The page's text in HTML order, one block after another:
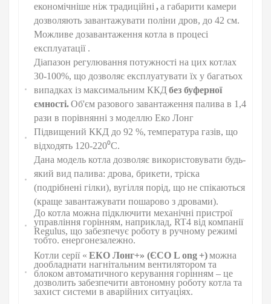
економічніше ніж традиційні ,а габарити камери
дозволяють завантажувати поліни дров, до 42 см.
Можливе дозавантаження котла в процесі
експлуатації .
Діапазон регулювання потужності на цих котлах
30-100%, що дозволяє експлуатувати їх у багатьох
випадках із максимальним ККДбез буферної
ємності.Об'єм разового завантаження палива в 1,4
рази в порівнянні з моделлю Еко Лонг
Підвищений ККД до 92 %, температура газів, що
відходять 120-220⁰С.
Дана модель котла дозволяє використовувати будь-
який вид палива: дрова, брикети, тріска
(подрібнені гілки), вугілля порід, що не спікаються
(краще завантажувати пошарово з дровами).
До котла можна підключити механічні пристрої
управління горінням, наприклад, RT4 від компанії
Regulus, що забезпечує роботу в ручному режимі
тобто. енергонезалежно.
Котли серії « ЕКО Лонг+» (ЄСО L ong +)можна
дообладнати нагнітальним вентилятором та
блоком автоматичного керування горінням – це
дозволить забезпечити автономну роботу котла та
захист системи в аварійних ситуаціях.